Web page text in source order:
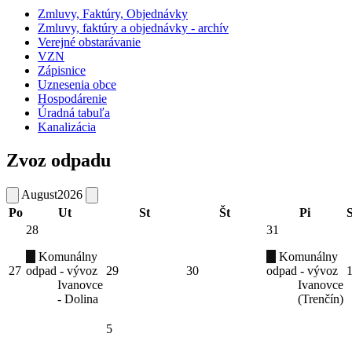
Zmluvy, Faktúry, Objednávky
Zmluvy, faktúry a objednávky - archív
Verejné obstarávanie
VZN
Zápisnice
Uznesenia obce
Hospodárenie
Úradná tabuľa
Kanalizácia
Zvoz odpadu
August2026
Po
Ut St Št Pi
27
28
Komunálny
odpad - vývoz
Ivanovce
- Dolina
29 30
31
Komunálny
odpad - vývoz
Ivanovce
(Trenčín)
1
5